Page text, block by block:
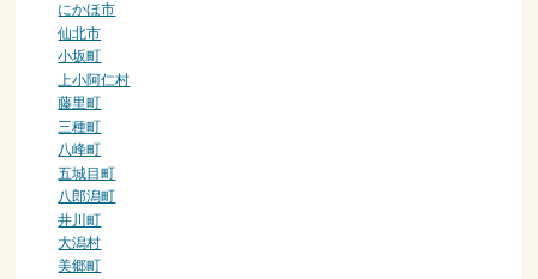
にかほ市
仙北市
小坂町
上小阿仁村
藤里町
三種町
八峰町
五城目町
八郎潟町
井川町
大潟村
美郷町